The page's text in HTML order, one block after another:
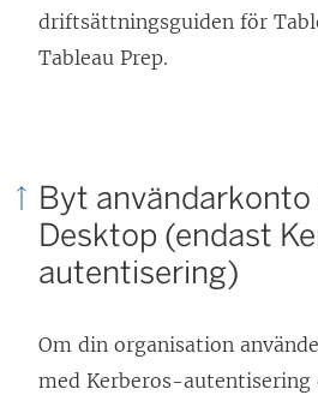
L
n
ö
n
a
driftsättningsguiden för
Tableau Prep.
Byt användarkonto
Desktop (endast
autentisering)
Om din organisation
med Kerberos-autentisering